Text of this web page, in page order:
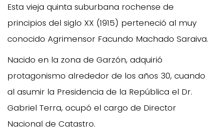
Esta vieja quinta suburbana rochense de
principios del siglo XX (1915) perteneció al muy
conocido Agrimensor Facundo Machado Saraiva.
Nacido en la zona de Garzón, adquirió
protagonismo alrededor de los años 30, cuando
al asumir la Presidencia de la República el Dr.
Gabriel Terra, ocupó el cargo de Director
Nacional de Catastro.